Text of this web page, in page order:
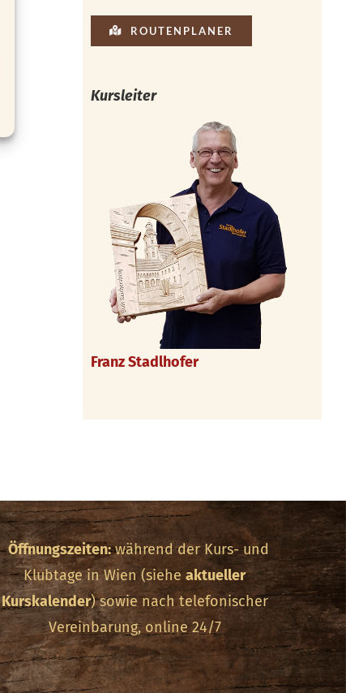
ROUTENPLANER
Kursleiter
Franz Stadlhofer
Öffnungszeiten:während der Kurs- und
Klubtage in Wien (sieheaktueller
Kurskalender) sowie nach telefonischer
Vereinbarung, online 24/7